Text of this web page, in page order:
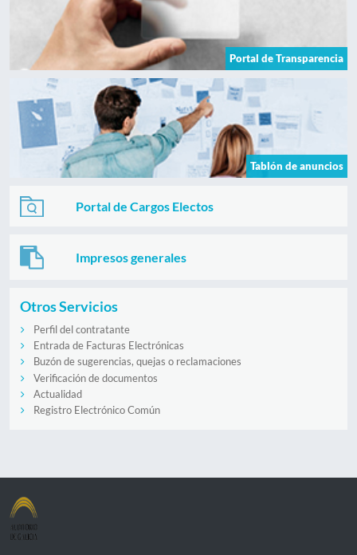
Portal de Transparencia
Tablón de anuncios
Portal de Cargos Electos
Impresos generales
Otros Servicios
Perfil del contratante
Entrada de Facturas Electrónicas
Buzón de sugerencias, quejas o reclamaciones
Verificación de documentos
Actualidad
Registro Electrónico Común